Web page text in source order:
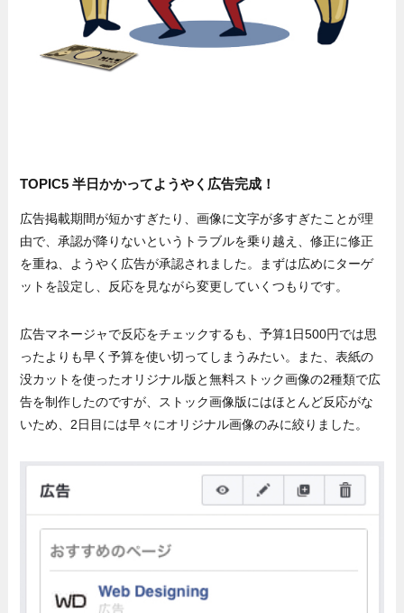
TOPIC5 半日かかってようやく広告完成！
広告掲載期間が短かすぎたり、画像に文字が多すぎたことが理
由で、承認が降りないというトラブルを乗り越え、修正に修正
を重ね、ようやく広告が承認されました。まずは広めにターゲ
ットを設定し、反応を見ながら変更していくつもりです。
広告マネージャで反応をチェックするも、予算1日500円では思
ったよりも早く予算を使い切ってしまうみたい。また、表紙の
没カットを使ったオリジナル版と無料ストック画像の2種類で広
告を制作したのですが、ストック画像版にはほとんど反応がな
いため、2日目には早々にオリジナル画像のみに絞りました。